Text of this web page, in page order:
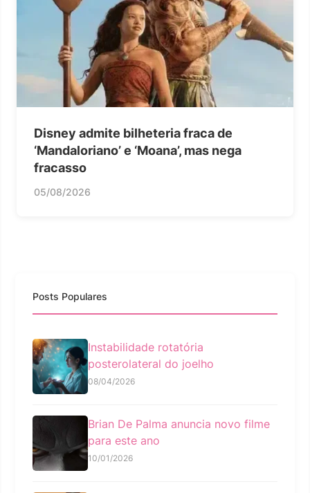
Disney admite bilheteria fraca de
‘Mandaloriano’ e ‘Moana’, mas nega
fracasso
05/08/2026
Posts Populares
Instabilidade rotatória
posterolateral do joelho
08/04/2026
Brian De Palma anuncia novo filme
para este ano
10/01/2026